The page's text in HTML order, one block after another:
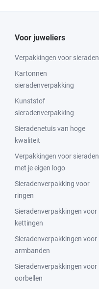
Voor juweliers
Verpakkingen voor sieraden
Kartonnen
sieradenverpakking
Kunststof
sieradenverpakking
Sieradenetuis van hoge
kwaliteit
Verpakkingen voor sieraden
met je eigen logo
Sieradenverpakking voor
ringen
Sieradenverpakkingen voor
kettingen
Sieradenverpakkingen voor
armbanden
Sieradenverpakkingen voor
oorbellen